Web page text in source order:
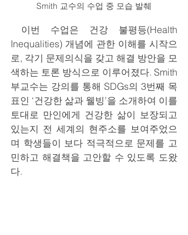
Smith 교수의 수업 중 모습 발췌
Inequalities) 개념에 관한 이해를 시작으
로, 각기 문제의식을 갖고 해결 방안을 모
색하는 토론 방식으로 이루어졌다. Smith
부교수는 강의를 통해 SDGs의 3번째 목
표인 ‘건강한 삶과 웰빙’을 소개하여 이를
토대로 만인에게 건강한 삶이 보장되고
있는지 전 세계의 현주소를 보여주었으
며 학생들이 보다 적극적으로 문제를 고
민하고 해결책을 고안할 수 있도록 도왔
다.